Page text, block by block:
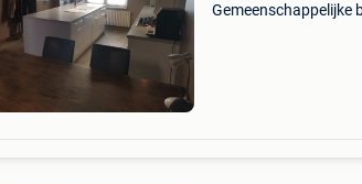
Gemeenschappelijke